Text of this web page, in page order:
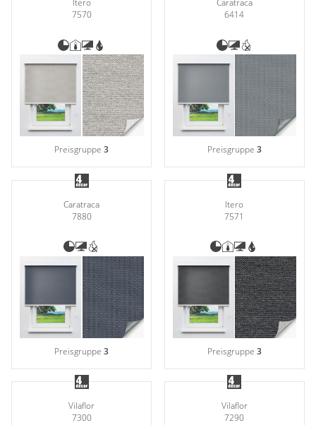
Itero
7570
Preisgruppe3
Caratraca
6414
Preisgruppe 3
Caratraca
7880
Preisgruppe3
Itero
7571
Preisgruppe 3
Vilaflor
7300
Vilaflor
7290